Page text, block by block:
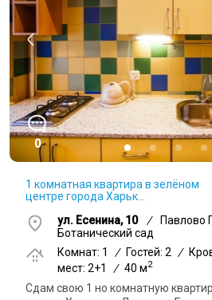
0
1 комнатная квартира в зелёном
центре города Харьк...
ул. Есенина, 10 / Павлово
Ботанический сад
Комнат: 1
/ Гостей: 2 /
мест: 2+1
/ 40 м2
Сдам свою 1 но комнатную